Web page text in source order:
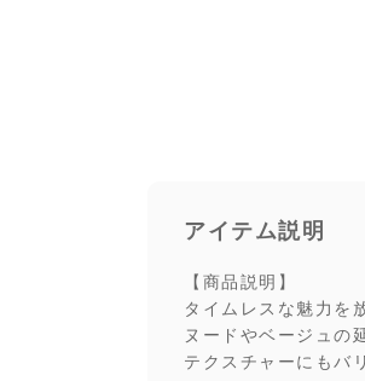
アイテム説明
【商品説明】
タイムレスな魅力を
ヌードやベージュの
テクスチャーにもバ